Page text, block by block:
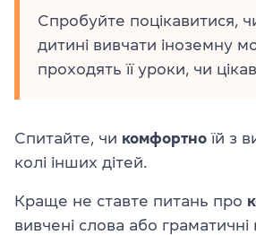
Спробуйте поцікавитися,
дитині вивчати іноземну
проходять її уроки, чи
Спитайте, чи комфортно їй з
колі інших дітей.
Краще не ставте питань про
вивчені слова або граматичні